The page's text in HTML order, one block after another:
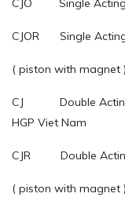
CJO Single Acting-
CJOR Single
( piston with magnet
CJ Double Acting-
HGP Viet Nam
CJR Double
( piston with magnet )